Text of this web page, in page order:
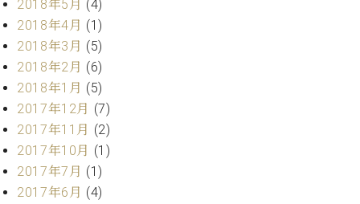
2018年5月 (4)
2018年4月 (1)
2018年3月 (5)
2018年2月 (6)
2018年1月 (5)
2017年12月 (7)
2017年11月 (2)
2017年10月 (1)
2017年7月 (1)
2017年6月 (4)